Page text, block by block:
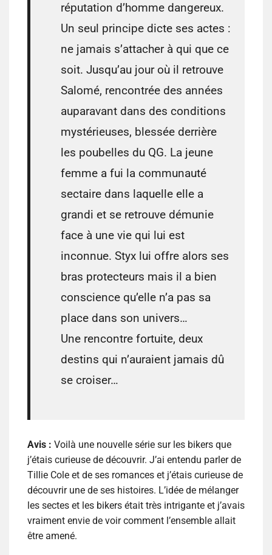
réputation d’homme dangereux.
Un seul principe dicte ses actes :
ne jamais s’attacher à qui que ce
soit. Jusqu’au jour où il retrouve
Salomé, rencontrée des années
auparavant dans des conditions
mystérieuses, blessée derrière
les poubelles du QG. La jeune
femme a fui la communauté
sectaire dans laquelle elle a
grandi et se retrouve démunie
face à une vie qui lui est
inconnue. Styx lui offre alors ses
bras protecteurs mais il a bien
conscience qu’elle n’a pas sa
place dans son univers…
Une rencontre fortuite, deux
destins qui n’auraient jamais dû
se croiser…
Avis : Voilà une nouvelle série sur les bikers que
j’étais curieuse de découvrir. J’ai entendu parler de
Tillie Cole et de ses romances et j’étais curieuse de
découvrir une de ses histoires. L’idée de mélanger
les sectes et les bikers était très intrigante et j’avais
vraiment envie de voir comment l’ensemble allait
être amené.